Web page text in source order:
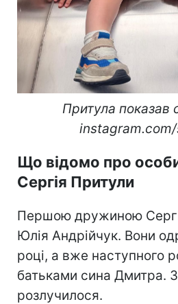
Притула показав
instagram.com/
Що відомо про
Сергія Притули
Першою дружиною
Юлія Андрійчук. Вони
році, а вже наступного
батьками сина Дмитра.
розлучилося.